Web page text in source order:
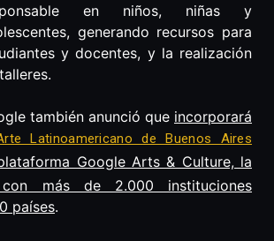
en niños, niñas y
generando recursos para
y docentes, y la realización
también anunció que incorporará
Latinoamericano de Buenos Aires
Google Arts & Culture, la
más de 2.000 instituciones
países.